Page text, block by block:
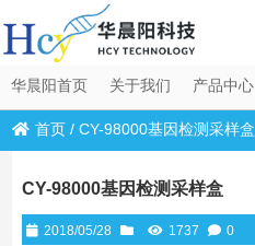
华晨阳首页 关于我们 产品中心
首页 /CY-98000基因检测采样盒
CY-98000基因检测采样盒
2018/05/28 1737 0